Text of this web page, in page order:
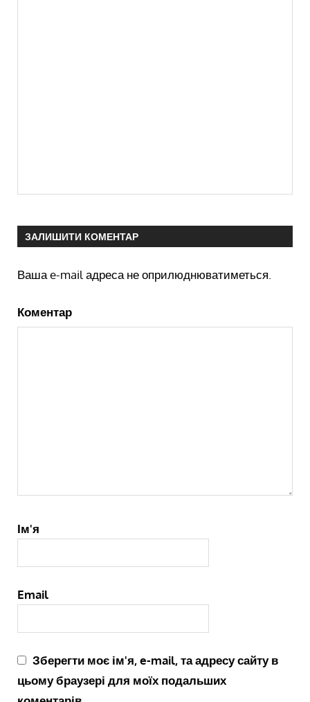
ЗАЛИШИТИ КОМЕНТАР
Ваша e-mail адреса не оприлюднюватиметься.
Коментар
Ім'я
Email
Зберегти моє ім'я, e-mail, та адресу сайту в
цьому браузері для моїх подальших